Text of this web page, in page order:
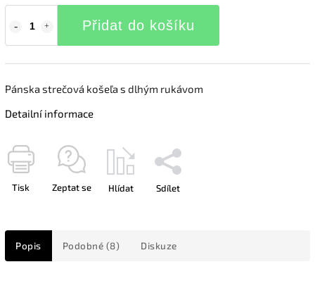
Přidat do košíku
Pánska strečová košeľa s dlhým rukávom
Detailní informace
Tisk Zeptat se Hlídat Sdílet
Popis Podobné (8) Diskuze